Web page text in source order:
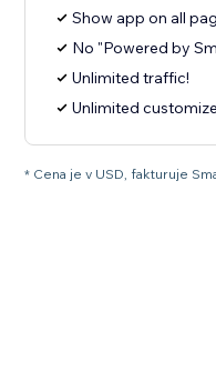
Show app on all
No "Powered by
Unlimited traffic!
Unlimited
* Cena je v USD, fakturuje